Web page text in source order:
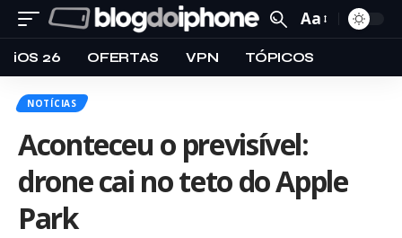
Aa
iOS 26 OFERTAS VPN TÓPICOS
NOTÍCIAS
Aconteceu o previsível:
drone cai no teto do Apple
Park